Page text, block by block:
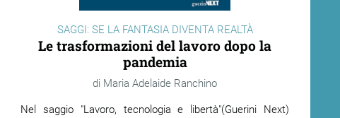
SAGGI: SE LA FANTASIA DIVENTA REALTÀ
Le trasformazioni del lavoro dopo la
pandemia
Maria Adelaide Ranchino
Nel saggio "Lavoro, tecnologia e libertà"(Guerini Next)